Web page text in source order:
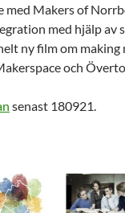
med Makers of
med hjälp av
ny film om making
och
senast 180921.